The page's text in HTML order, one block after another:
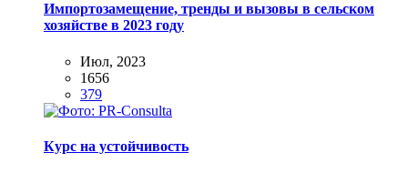
Импортозамещение, тренды и вызовы в сельском
хозяйстве в 2023 году
Июл, 2023
1656
379
Курс на устойчивость